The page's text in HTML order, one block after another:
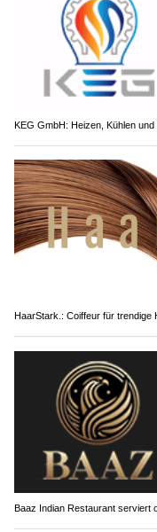
KEG GmbH: Heizen, Kühlen
HaarStark.: Coiffeur für trendige
Baaz Indian Restaurant serviert